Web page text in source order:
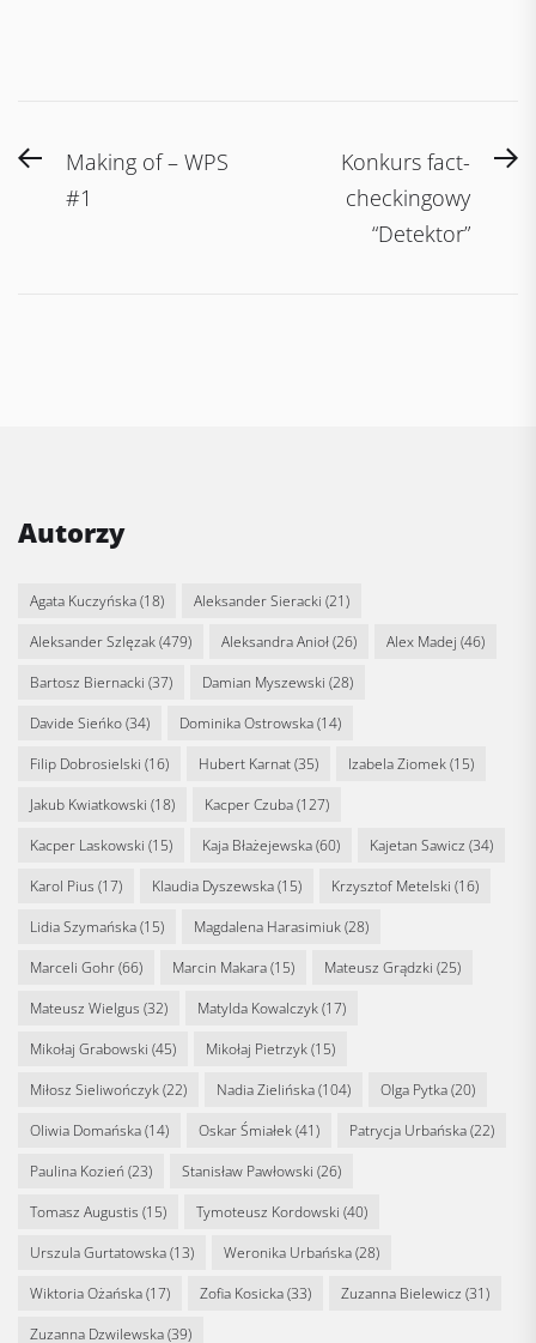
Post
navigation
PreviousMaking of – WPS
#1
Konkurs fact-
checkingowy
“Detektor”
Autorzy
Agata Kuczyńska(18) Aleksander Sieracki (21)
Aleksander Szlęzak(479) Aleksandra Anioł(26) Alex Madej (46)
Bartosz Biernacki (37) Damian Myszewski (28)
Davide Sieńko(34) Dominika Ostrowska(14)
Filip Dobrosielski (16) Hubert Karnat(35) Izabela Ziomek(15)
Jakub Kwiatkowski (18) Kacper Czuba(127)
Kacper Laskowski (15) Kaja Błażejewska(60) Kajetan Sawicz (34)
Karol Pius (17) Klaudia Dyszewska(15) Krzysztof Metelski (16)
Lidia Szymańska(15) Magdalena Harasimiuk(28)
Marceli Gohr(66) Marcin Makara(15) Mateusz Grądzki (25)
Mateusz Wielgus (32) Matylda Kowalczyk(17)
Mikołaj Grabowski (45) Mikołaj Pietrzyk(15)
Miłosz Sieliwończyk(22) Nadia Zielińska(104) Olga Pytka(20)
Oliwia Domańska(14) Oskar Śmiałek(41) Patrycja Urbańska(22)
Paulina Kozień (23) Stanisław Pawłowski (26)
Tomasz Augustis (15) Tymoteusz Kordowski (40)
Urszula Gurtatowska(13) Weronika Urbańska(28)
Wiktoria Ożańska(17) Zofia Kosicka(33) Zuzanna Bielewicz (31)
Zuzanna Dzwilewska(39)